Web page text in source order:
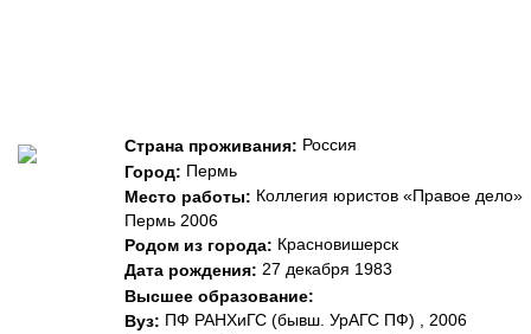
Страна проживания: Россия
Город: Пермь
Место работы: Коллегия юристов «Правое дело»
Пермь 2006
Родом из города: Красновишерск
Дата рождения: 27 декабря 1983
Высшее образование:
Вуз: ПФ РАНХиГС (бывш. УрАГС ПФ) , 2006